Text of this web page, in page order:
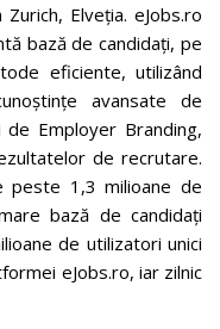
Elveția. eJobs.ro
bază de candidați, pe
eficiente, utilizând
avansate de
Employer Branding,
de recrutare.
peste 1,3 milioane de
bază de candidați
de utilizatori unici
eJobs.ro, iar zilnic